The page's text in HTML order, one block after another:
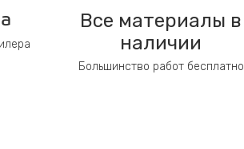
Все материалы в
наличии
Большинство работ бесплатно